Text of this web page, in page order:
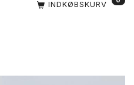
INDKØBSKURV